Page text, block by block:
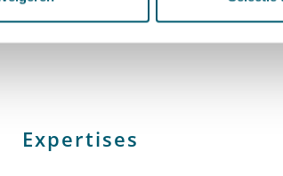
omgevingsrecht cum laude afgrond.
Expertises